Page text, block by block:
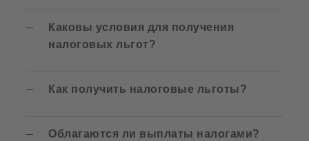
Каковы условия для получения
налоговых льгот?
Как получить налоговые льготы?
Облагаются ли выплаты налогами?